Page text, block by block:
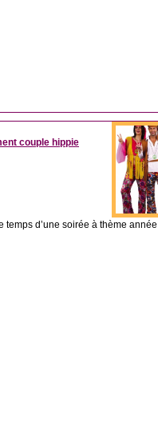
couple hippie
temps d’une soirée à thème